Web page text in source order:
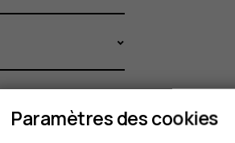
Paramètres des cookies